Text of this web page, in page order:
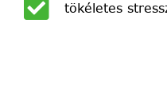
tökéletes